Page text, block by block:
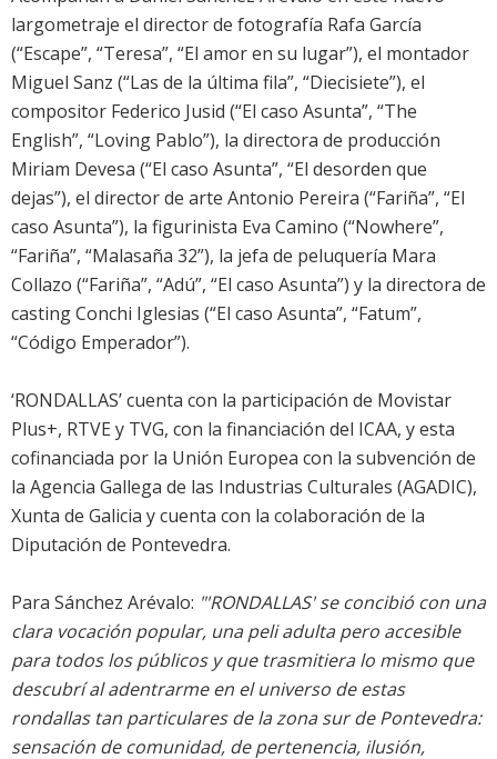
largometraje el director de fotografía Rafa García
(“Escape”, “Teresa”, “El amor en su lugar”), el montador
Miguel Sanz (“Las de la última fila”, “Diecisiete”), el
compositor Federico Jusid (“El caso Asunta”, “The
English”, “Loving Pablo”), la directora de producción
Miriam Devesa (“El caso Asunta”, “El desorden que
dejas”), el director de arte Antonio Pereira (“Fariña”, “El
caso Asunta”), la figurinista Eva Camino (“Nowhere”,
“Fariña”, “Malasaña 32”), la jefa de peluquería Mara
Collazo (“Fariña”, “Adú”, “El caso Asunta”) y la directora de
casting Conchi Iglesias (“El caso Asunta”, “Fatum”,
“Código Emperador”).
‘RONDALLAS’ cuenta con la participación de Movistar
Plus+, RTVE y TVG, con la financiación del ICAA, y esta
cofinanciada por la Unión Europea con la subvención de
la Agencia Gallega de las Industrias Culturales (AGADIC),
Xunta de Galicia y cuenta con la colaboración de la
Diputación de Pontevedra.
Para Sánchez Arévalo: "'RONDALLAS' se concibió con una
clara vocación popular, una peli adulta pero accesible
para todos los públicos y que trasmitiera lo mismo que
descubrí al adentrarme en el universo de estas
rondallas tan particulares de la zona sur de Pontevedra:
sensación de comunidad, de pertenencia, ilusión,